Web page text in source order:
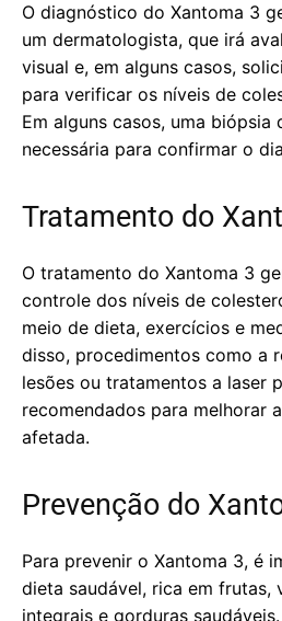
O diagnóstico do Xantoma 3
um dermatologista, que irá
visual e, em alguns casos,
para verificar os níveis de
Em alguns casos, uma biópsia
necessária para confirmar o
Tratamento do
O tratamento do Xantoma 3
controle dos níveis de
meio de dieta, exercícios e
disso, procedimentos como a
lesões ou tratamentos a laser
recomendados para melhorar
afetada.
Prevenção do
Para prevenir o Xantoma 3, é
dieta saudável, rica em frutas,
integrais e gorduras